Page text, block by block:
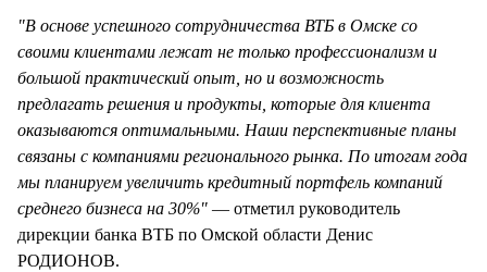
"В основе успешного сотрудничества ВТБ в Омске со
своими клиентами лежат не только профессионализм и
большой практический опыт, но и возможность
предлагать решения и продукты, которые для клиента
оказываются оптимальными. Наши перспективные планы
связаны с компаниями регионального рынка. По итогам года
мы планируем увеличить кредитный портфель компаний
среднего бизнеса на 30%" — отметил руководитель
дирекции банка ВТБ по Омской области Денис
РОДИОНОВ.